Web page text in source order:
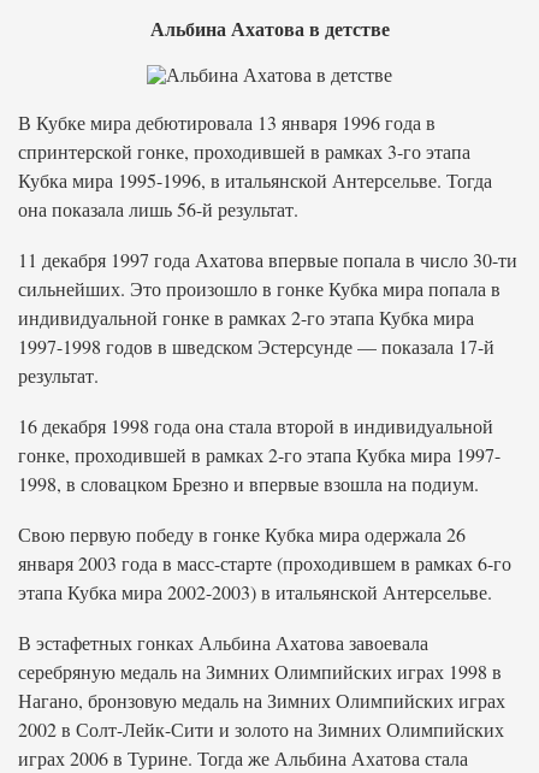
Альбина Ахатова в детстве
В Кубке мира дебютировала 13 января 1996 года в
спринтерской гонке, проходившей в рамках 3-го этапа
Кубка мира 1995-1996, в итальянской Антерсельве. Тогда
она показала лишь 56-й результат.
11 декабря 1997 года Ахатова впервые попала в число 30-ти
сильнейших. Это произошло в гонке Кубка мира попала в
индивидуальной гонке в рамках 2-го этапа Кубка мира
1997-1998 годов в шведском Эстерсунде — показала 17-й
результат.
16 декабря 1998 года она стала второй в индивидуальной
гонке, проходившей в рамках 2-го этапа Кубка мира 1997-
1998, в словацком Брезно и впервые взошла на подиум.
Свою первую победу в гонке Кубка мира одержала 26
января 2003 года в масс-старте (проходившем в рамках 6-го
этапа Кубка мира 2002-2003) в итальянской Антерсельве.
В эстафетных гонках Альбина Ахатова завоевала
серебряную медаль на Зимних Олимпийских играх 1998 в
Нагано, бронзовую медаль на Зимних Олимпийских играх
2002 в Солт-Лейк-Сити и золото на Зимних Олимпийских
играх 2006 в Турине. Тогда же Альбина Ахатова стала